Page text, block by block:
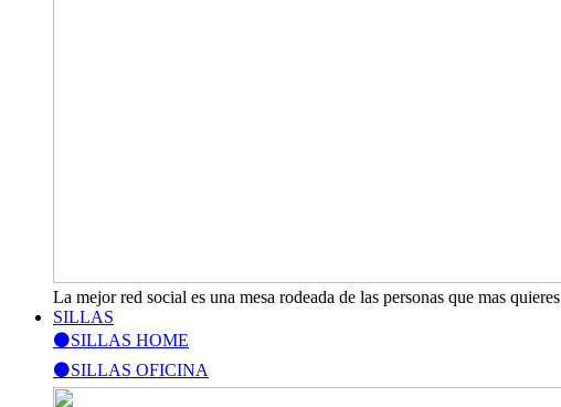
La mejor red social es una mesa rodeada de las personas que mas quieres
SILLAS
⚫SILLAS HOME
⚫SILLAS OFICINA